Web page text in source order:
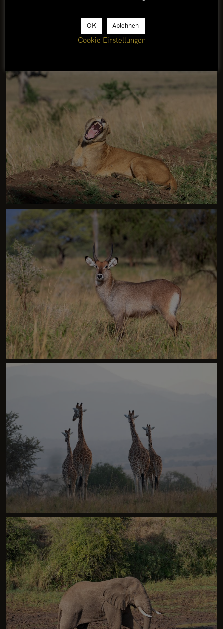
OK Ablehnen
Cookie Einstellungen